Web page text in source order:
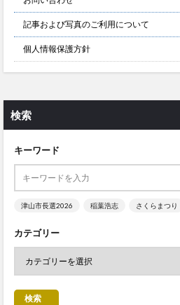
記事および写真のご利用について
個人情報保護方針
検索
キーワード
津山市長選2026 稲葉浩志 さくらまつり
カテゴリー
検索